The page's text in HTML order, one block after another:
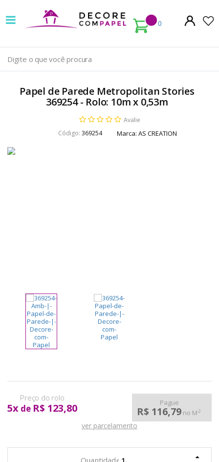
0
Decore
com
papel
é
pioneira
em
venda
Papel de Parede Metropolitan Stories
369254 - Rolo: 10m x 0,53m
Avalie
Código: 369254 Marca: AS CREATION
5x de R$ 123,80 Pague
R$ 116,79 no M2
ver parcelamento